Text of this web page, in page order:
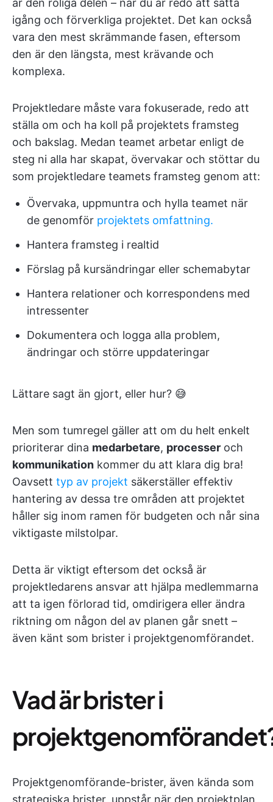
är den roliga delen – när du är redo att sätta
igång och förverkliga projektet. Det kan också
vara den mest skrämmande fasen, eftersom
den är den längsta, mest krävande och
komplexa.
Projektledare måste vara fokuserade, redo att
ställa om och ha koll på projektets framsteg
och bakslag. Medan teamet arbetar enligt de
steg ni alla har skapat, övervakar och stöttar du
som projektledare teamets framsteg genom att:
Övervaka, uppmuntra och hylla teamet när
de genomför projektets omfattning.
Hantera framsteg i realtid
Förslag på kursändringar eller schemabytar
Hantera relationer och korrespondens med
intressenter
Dokumentera och logga alla problem,
ändringar och större uppdateringar
Lättare sagt än gjort, eller hur? 😅
Men som tumregel gäller att om du helt enkelt
prioriterar dina medarbetare, processer och
kommunikation kommer du att klara dig bra!
Oavsett typ av projekt säkerställer effektiv
hantering av dessa tre områden att projektet
håller sig inom ramen för budgeten och når sina
viktigaste milstolpar.
Detta är viktigt eftersom det också är
projektledarens ansvar att hjälpa medlemmarna
att ta igen förlorad tid, omdirigera eller ändra
riktning om någon del av planen går snett –
även känt som brister i projektgenomförandet.
Vad är brister i
Projektgenomförande-brister, även kända som
strategiska brister, uppstår när den projektplan